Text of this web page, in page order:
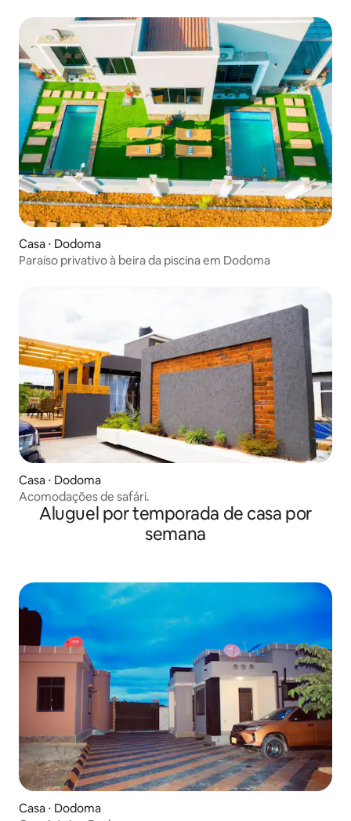
Casa ⋅ Dodoma
Paraíso privativo à beira da piscina em Dodoma
Casa ⋅ Dodoma
Acomodações de safári.
Aluguel por temporada de casa por
semana
Casa ⋅ Dodoma